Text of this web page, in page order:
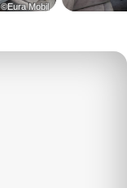
©Eura Mobil